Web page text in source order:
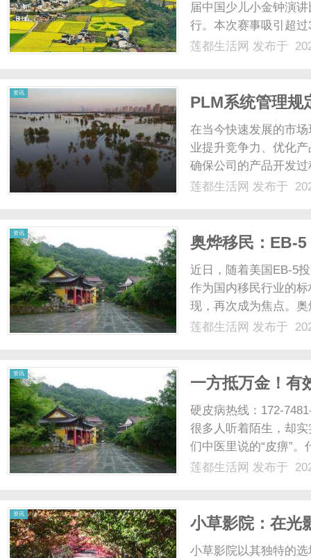
届中国少儿小金钟演
行。本次赛事吸引超
童B组」及「少年组」
莲都生活网 发布于
资讯
PLM系统管理规
在当今快速发展的市
业提升竞争力、优化
确保公司的产品开发
源利用效率的重要环
莲都生活网 发布于
资讯
奥烨移民：EB-
近日，随着美国EB-5
作为国内移民行业的
现，再次成为焦点。
构之一，拥有深厚的
莲都生活网 发布于
资讯
一方抵万金！有
僵硬
硬皮病热线：172-
很多人听着陌生，却
们中医里说的“皮痹”
的毛病。来吧，你看
莲都生活网 发布于
资讯
小草影院：在光
小草影院以其独特的